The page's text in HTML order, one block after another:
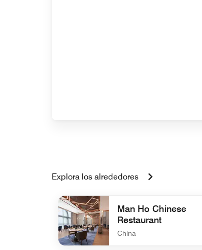
Explora los alrededores
Man Ho Chinese
Restaurant
China